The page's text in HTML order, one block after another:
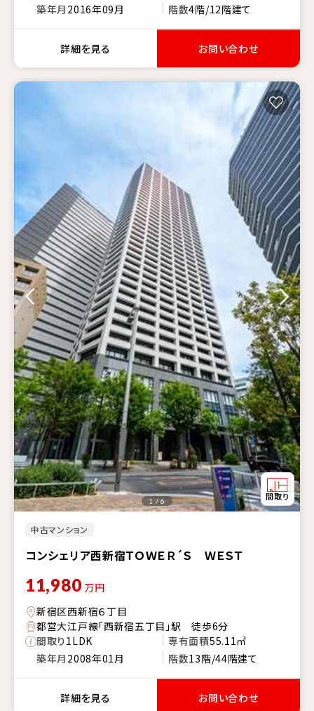
築年月 2016年09月 階数4階/12階建て
詳細を見る お問い合わせ
中古マンション
コンシェリア西新宿ＴＯＷＥＲ´Ｓ ＷＥＳＴ
1 / 6
11,980 万円
新宿区西新宿６丁目
都営大江戸線「西新宿五丁目」駅 徒歩6分
間取り1LDK 専有面積55.11㎡
築年月 2008年01月 階数13階/44階建て
詳細を見る お問い合わせ